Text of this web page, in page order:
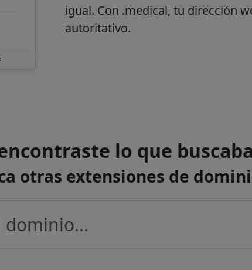
igual. Con .medical, tu dirección
autoritativo.
lo que
otras extensiones de